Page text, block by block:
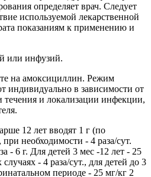
определяет врач. Следует
используемой лекарственной
показаниям к применению и
или инфузий.
на амоксициллин. Режим
индивидуально в зависимости от
течения и локализации инфекции,
12 лет вводят 1 г (по
необходимости - 4 раза/сут.
- 6 г. Для детей 3 мес -12 лет - 25
- 4 раза/сут., для детей до 3
периоде - 25 мг/кг 2